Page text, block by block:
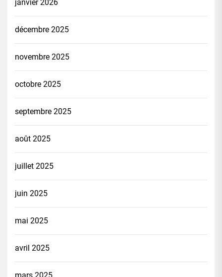
janvier 2026
décembre 2025
novembre 2025
octobre 2025
septembre 2025
août 2025
juillet 2025
juin 2025
mai 2025
avril 2025